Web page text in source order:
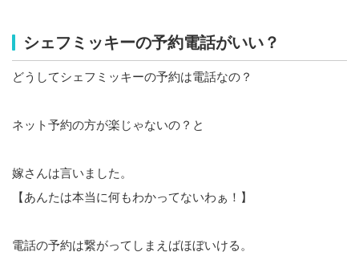
シェフミッキーの予約電話がいい？
どうしてシェフミッキーの予約は電話なの？
ネット予約の方が楽じゃないの？と
嫁さんは言いました。
【あんたは本当に何もわかってないわぁ！】
電話の予約は繋がってしまえばほぼいける。